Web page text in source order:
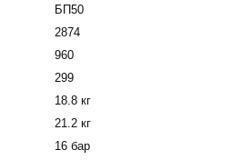
БП50
2874
960
299
18.8 кг
21.2 кг
16 бар